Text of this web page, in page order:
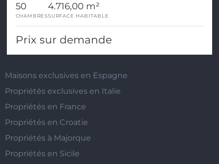
50
CHAMBRES
4.716,00 m²
SURFACE HABITABLE
Prix sur demande
Maisons exclusives en Espagne
Propriétés exclusives en Italie
Propriétés en France
Propriétés en Croatie
Propriétés à Majorque
Propriétés en Sicile